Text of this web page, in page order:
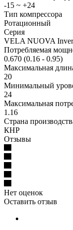
-15 ~ +24
Тип компрессора
Ротационный
Серия
VELA NUOVA
Потребляемая
0.670 (0.16 - 0.95)
Максимальная
20
Минимальный
24
Максимальная
1.16
Страна
КНР
Отзывы
Нет оценок
Оставить отзыв